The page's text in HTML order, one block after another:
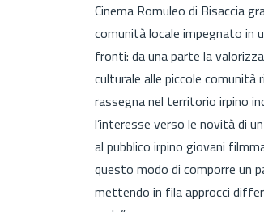
Cinema Romuleo di Bisaccia
comunità locale impegnato in
fronti: da una parte la
culturale alle piccole comunità
rassegna nel territorio irpino
l’interesse verso le novità di
al pubblico irpino giovani
questo modo di comporre un
mettendo in fila approcci